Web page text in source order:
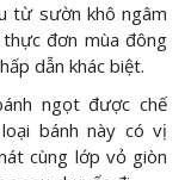
từ sườn khô ngâm
đơn mùa đông
dẫn khác biệt.
ngọt được chế
bánh này có vị
cùng lớp vỏ giòn